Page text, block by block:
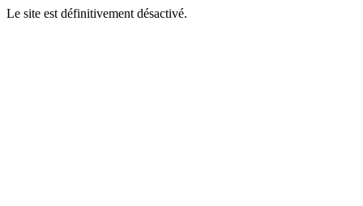
Le site est définitivement désactivé.